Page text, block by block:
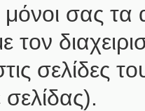
μόνοι σας
τον